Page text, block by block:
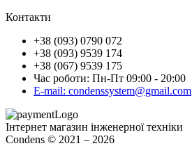
Контакти
+38 (093) 0790 072
+38 (093) 9539 174
+38 (067) 9539 175
Час роботи: Пн-Пт 09:00 - 20:00
E-mail: condenssystem@gmail.com
Інтернет магазин інженерної техніки
Condens © 2021 – 2026